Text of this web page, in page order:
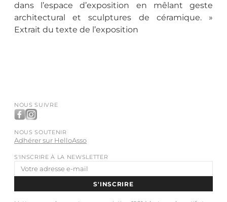
dans l’espace d’exposition en mêlant geste
architectural et sculptures de céramique. »
Extrait du texte de l’exposition
NOUS SUIVRE
NOUS SOUTENIR
Adhérer sur HelloAsso
S'INSCRIRE À LA NEWSLETTER
Adresse
e-
mail
S'INSCRIRE